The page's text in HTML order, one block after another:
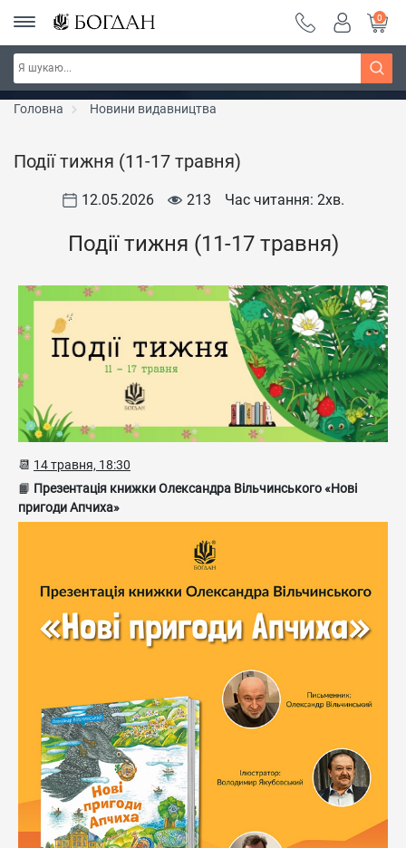
РОЗПРОДАЖ ~ 150 грн ~ 200 грн ~ 250 грн ~
300 грн ~ РОЗПРОДАЖ
Дізнатись більше
0
Головна Новини видавництва
Події тижня (11-17 травня)
12.05.2026 213 Час читання: 2хв.
Події тижня (11-17 травня)
📆 14 травня, 18:30
📙 Презентація книжки Олександра Вільчинського «Нові
пригоди Апчиха»